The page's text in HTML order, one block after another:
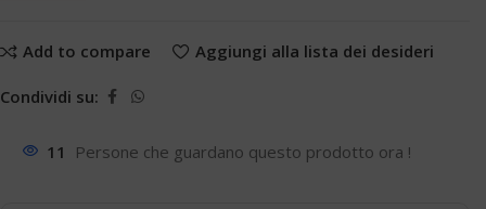
Add to compare Aggiungi alla lista dei desideri
Condividi su:
11 Persone che guardano questo prodotto ora !